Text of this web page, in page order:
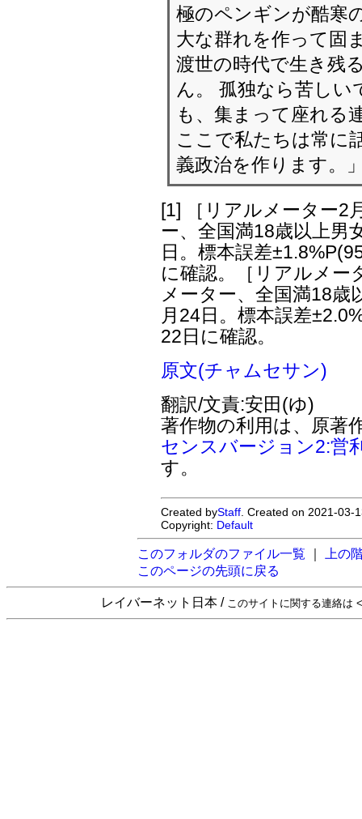
極のペンギンが酷寒
大な群れを作って固
渡世の時代で生き残
ん。 孤独なら苦し
も、集まって座れる
ここで私たちは常に
義政治を作ります。
[1] ［リアルメーター2
ー、全国満18歳以上男
日。標本誤差
に確認。［リアルメー
メーター、全国満18歳
月24日。標本誤差
22日に確認。
原文(チャムセサン)
翻訳/文責:安田(ゆ)
著作物の利用は、原著
センスバージョン2:営
す。
Created byStaff . Created on 2021-
Copyright: Default
このフォルダのファイル一覧
上の
このページの先頭に戻る
レイバーネット日本 / このサイトに関する連絡は